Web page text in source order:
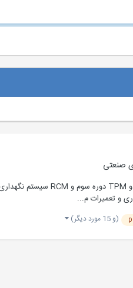
صنعتی
(و 15 مورد دیگر)